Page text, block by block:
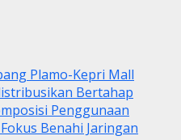
Plamo-Kepri Mall
Bertahap
Penggunaan
Benahi Jaringan